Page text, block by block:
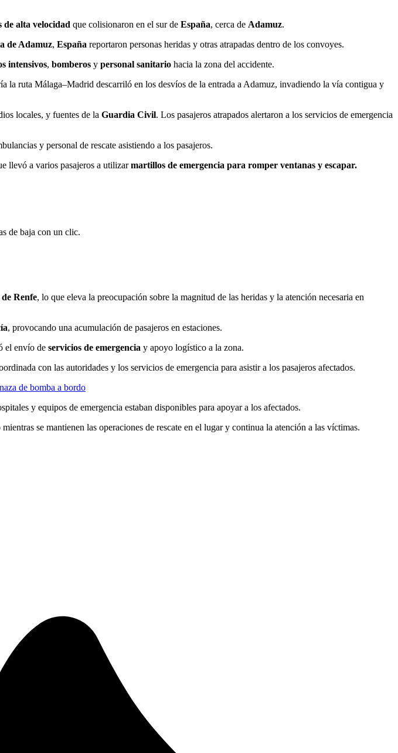
de alta velocidad que colisionaron en el sur de España, cerca de Adamuz.
de Adamuz, España reportaron personas heridas y otras atrapadas dentro de los convoyes.
intensivos, bomberos y personal sanitario hacia la zona del accidente.
la ruta Málaga–Madrid descarriló en los desvíos de la entrada a Adamuz, invadiendo la vía contigua y
locales, y fuentes de la Guardia Civil. Los pasajeros atrapados alertaron a los servicios de emergencia
y personal de rescate asistiendo a los pasajeros.
llevó a varios pasajeros a utilizarmartillos de emergencia para romper ventanas y escapar.
de baja con un clic.
Renfe, lo que eleva la preocupación sobre la magnitud de las heridas y la atención necesaria en
, provocando una acumulación de pasajeros en estaciones.
el envío de servicios de emergencia y apoyo logístico a la zona.
con las autoridades y los servicios de emergencia para asistir a los pasajeros afectados.
de bomba a bordo
y equipos de emergencia estaban disponibles para apoyar a los afectados.
se mantienen las operaciones de rescate en el lugar y continua la atención a las víctimas.